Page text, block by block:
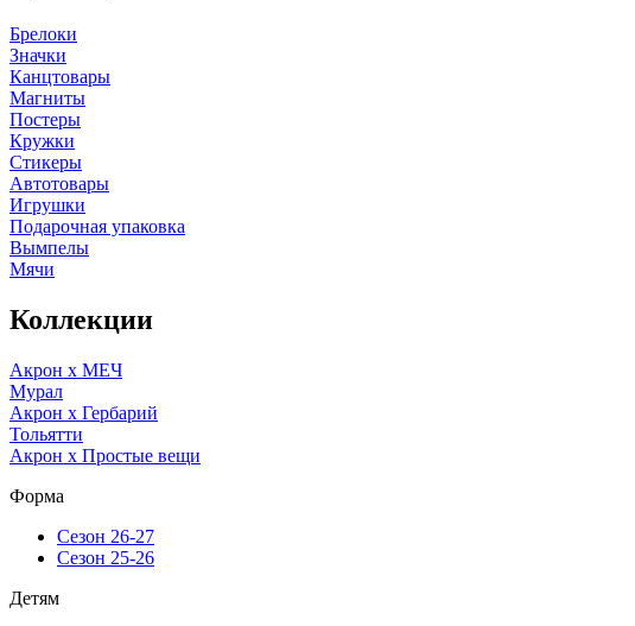
Брелоки
Значки
Канцтовары
Магниты
Постеры
Кружки
Стикеры
Автотовары
Игрушки
Подарочная упаковка
Вымпелы
Мячи
Коллекции
Акрон x МЕЧ
Мурал
Акрон x Гербарий
Тольятти
Акрон x Простые вещи
Форма
Сезон 26-27
Сезон 25-26
Детям